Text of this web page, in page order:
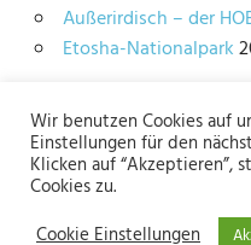
Außerirdisch – der
Etosha-Nationalpark
Impressum
Datenschutz
Wir benutzen Cookies auf
Einstellungen für den
Klicken auf “Akzeptieren”,
Cookies zu.
Cookie Einstellungen